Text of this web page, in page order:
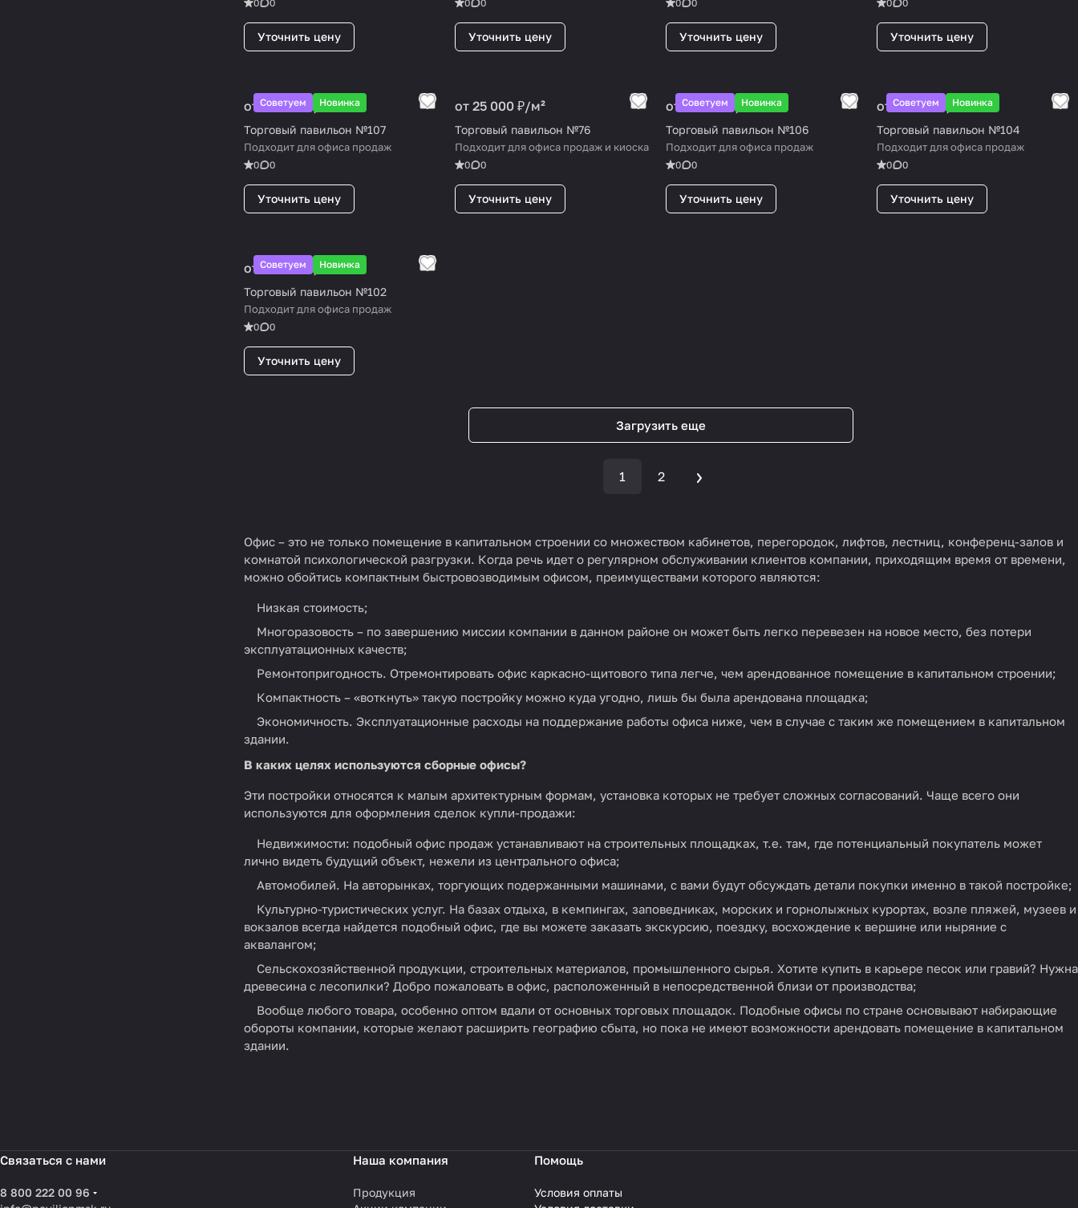
0 0
Уточнить цену
0 0
Уточнить цену
0 0
Уточнить цену
0 0
Уточнить цену
Советуем Новинка
от 25 000 ₽/ м²
Торговый павильон №107
Подходит для офиса продаж
0 0
Уточнить цену
от 25 000 ₽/м²
Торговый павильон №76
Подходит для офиса продаж и киоска
0 0
Уточнить цену
Советуем Новинка
от 25 000 ₽/ м²
Торговый павильон №106
Подходит для офиса продаж
0 0
Уточнить цену
Советуем Новинка
от 25 000 ₽/ м²
Торговый павильон №104
Подходит для офиса продаж
0 0
Уточнить цену
Советуем Новинка
от 25 000 ₽/ м²
Торговый павильон №102
Подходит для офиса продаж
0 0
Уточнить цену
Загрузить еще
1 2
Офис – это не только помещение в капитальном строении со множеством кабинетов, перегородок, лифтов, лестниц, конференц-залов и
комнатой психологической разгрузки. Когда речь идет о регулярном обслуживании клиентов компании, приходящим время от времени,
можно обойтись компактным быстровозводимым офисом, преимуществами которого являются:
Низкая стоимость;
Многоразовость – по завершению миссии компании в данном районе он может быть легко перевезен на новое место, без потери
эксплуатационных качеств;
Ремонтопригодность. Отремонтировать офис каркасно-щитового типа легче, чем арендованное помещение в капитальном строении;
Компактность – «воткнуть» такую постройку можно куда угодно, лишь бы была арендована площадка;
Экономичность. Эксплуатационные расходы на поддержание работы офиса ниже, чем в случае с таким же помещением в капитальном
здании.
В каких целях используются сборные офисы?
Эти постройки относятся к малым архитектурным формам, установка которых не требует сложных согласований. Чаще всего они
используются для оформления сделок купли-продажи:
Недвижимости: подобный офис продаж устанавливают на строительных площадках, т.е. там, где потенциальный покупатель может
лично видеть будущий объект, нежели из центрального офиса;
Автомобилей. На авторынках, торгующих подержанными машинами, с вами будут обсуждать детали покупки именно в такой постройке;
Культурно-туристических услуг. На базах отдыха, в кемпингах, заповедниках, морских и горнолыжных курортах, возле пляжей, музеев и
вокзалов всегда найдется подобный офис, где вы можете заказать экскурсию, поездку, восхождение к вершине или ныряние с
аквалангом;
Сельскохозяйственной продукции, строительных материалов, промышленного сырья. Хотите купить в карьере песок или гравий? Нужна
древесина с лесопилки? Добро пожаловать в офис, расположенный в непосредственной близи от производства;
Вообще любого товара, особенно оптом вдали от основных торговых площадок. Подобные офисы по стране основывают набирающие
обороты компании, которые желают расширить географию сбыта, но пока не имеют возможности арендовать помещение в капитальном
здании.
Связаться с нами
8 800 222 00 96
Наша компания
Продукция
Помощь
Условия оплаты